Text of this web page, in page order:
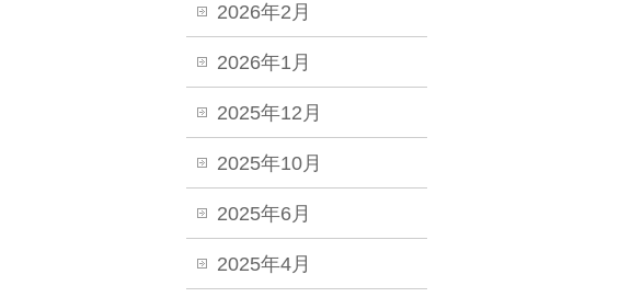
2026年2月
2026年1月
2025年12月
2025年10月
2025年6月
2025年4月